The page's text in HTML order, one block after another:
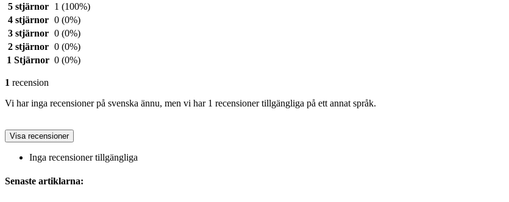
5 stjärnor
1 (100%)
4 stjärnor 0 (0%)
3 stjärnor 0 (0%)
2 stjärnor 0 (0%)
1 Stjärnor 0 (0%)
1 recension
Vi har inga recensioner på svenska ännu, men vi har 1 recensioner tillgängliga på ett annat språk.
Visa recensioner
Inga recensioner tillgängliga
Senaste artiklarna: